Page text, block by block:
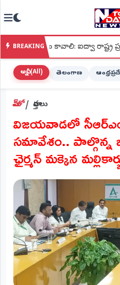
హోమ్
(Home)
STREAMING
లైవ్
టీవీ
(Live
TV)
లైవ్
రేడియో
(Live
Radio)
ప్రాంతీయ
వార్తలు
(STATE)
తెలంగాణ
BREAKING
కావాలి: ఐద్వా రాష్ట్ర ప్రధాన
అన్నీ (All) తెలంగాణ
హోమ్ వార్తలు
విజయవాడలో
సమావేశం.. పాల్గొన్న
ఛైర్మన్ మక్కెన